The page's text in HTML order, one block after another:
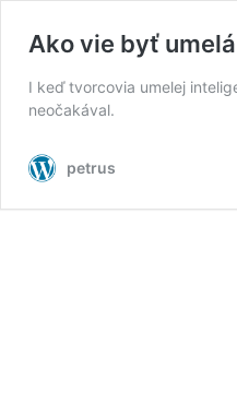
Ako vie byť
I keď tvorcovia umelej
neočakával.
petrus